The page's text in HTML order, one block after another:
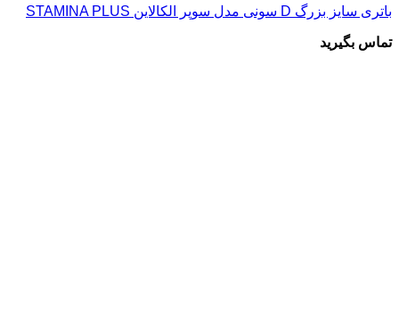
باتری سایز بزرگ D سونی مدل سوپر الکالاین STAMINA PLUS
تماس بگیرید